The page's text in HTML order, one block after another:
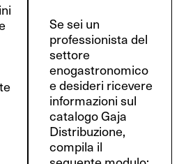
Se sei un
professionista del
settore
enogastronomico
e desideri ricevere
informazioni sul
catalogo Gaja
Distribuzione,
compila il